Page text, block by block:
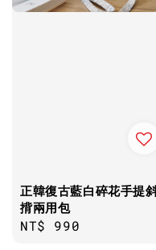
正韓復古藍白碎花手提
揹兩用包
Regular
NT$ 990